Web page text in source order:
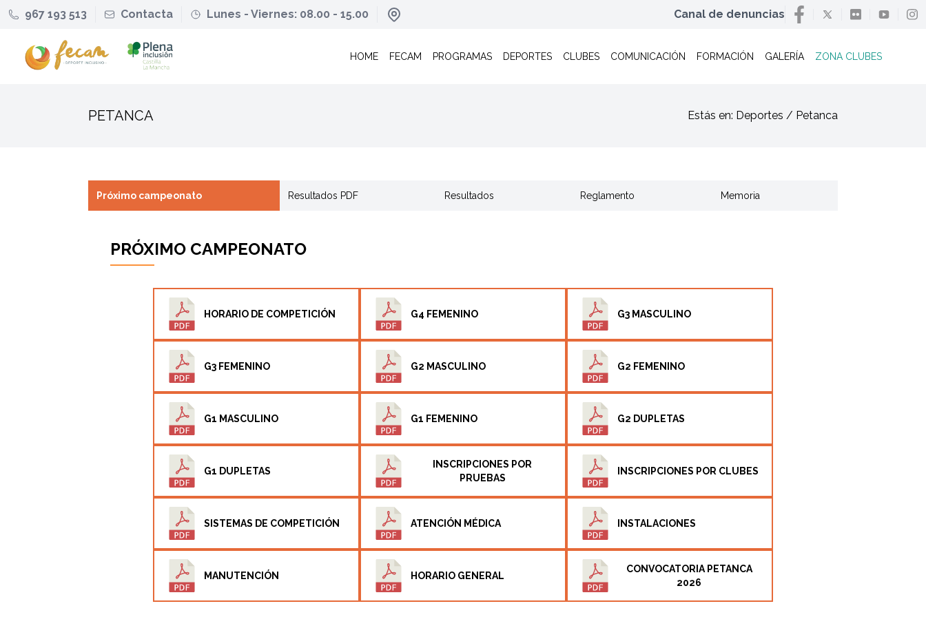
967 193 513 Contacta Lunes - Viernes: 08.00 - 15.00 Canal de denuncias
HOME FECAM PROGRAMAS DEPORTES CLUBES COMUNICACIÓN FORMACIÓN GALERÍA ZONA CLUBES
PETANCA Estás en: Deportes / Petanca
Próximo campeonato Resultados PDF Resultados Reglamento Memoria
PRÓXIMO CAMPEONATO
HORARIO DE COMPETICIÓN G4 FEMENINO G3 MASCULINO
G3 FEMENINO G2 MASCULINO G2 FEMENINO
G1 MASCULINO G1 FEMENINO G2 DUPLETAS
G1 DUPLETAS
INSCRIPCIONES POR
PRUEBAS
INSCRIPCIONES POR CLUBES
SISTEMAS DE COMPETICIÓN ATENCIÓN MÉDICA INSTALACIONES
MANUTENCIÓN HORARIO GENERAL
CONVOCATORIA PETANCA
2026